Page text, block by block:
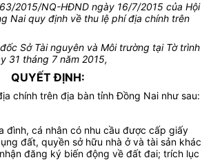
2015/NQ-HĐND ngày 16/7/2015 của Hội
Nai quy định về thu lệ phí địa chính trên
Sở Tài nguyên và Môi trường tại Tờ trình
31 tháng 7 năm 2015,
QUYẾT ĐỊNH:
chính trên địa bàn tỉnh Đồng Nai như sau:
đình, cá nhân có nhu cầu được cấp giấy
đất, quyền sở hữu nhà ở và tài sản khác
đăng ký biến động về đất đai; trích lục